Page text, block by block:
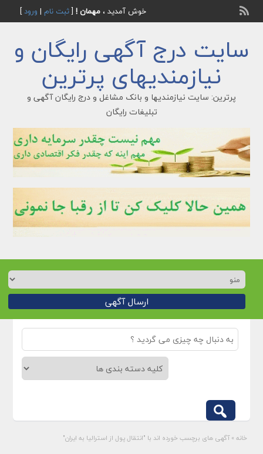
خوش آمدید ، مهمان ![ثبت نام | ورود]
سایت درج آگهی رایگان و
نیازمندیهای پرترین
پرترین: سایت نیازمندیها و بانک مشاغل و درج رایگان آگهی و
تبلیغات رایگان
ارسال آگهی
خانه » آگهی های برچسب خورده اند با "انتقال پول از استرالیا به ایران"